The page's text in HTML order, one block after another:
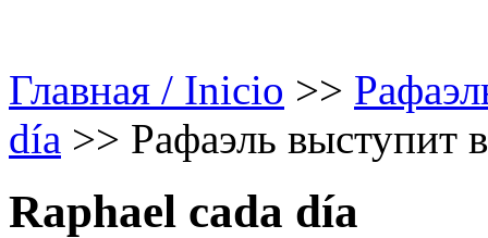
Главная / Inicio >>
día >> Рафаэль выступит
Raphael cada día